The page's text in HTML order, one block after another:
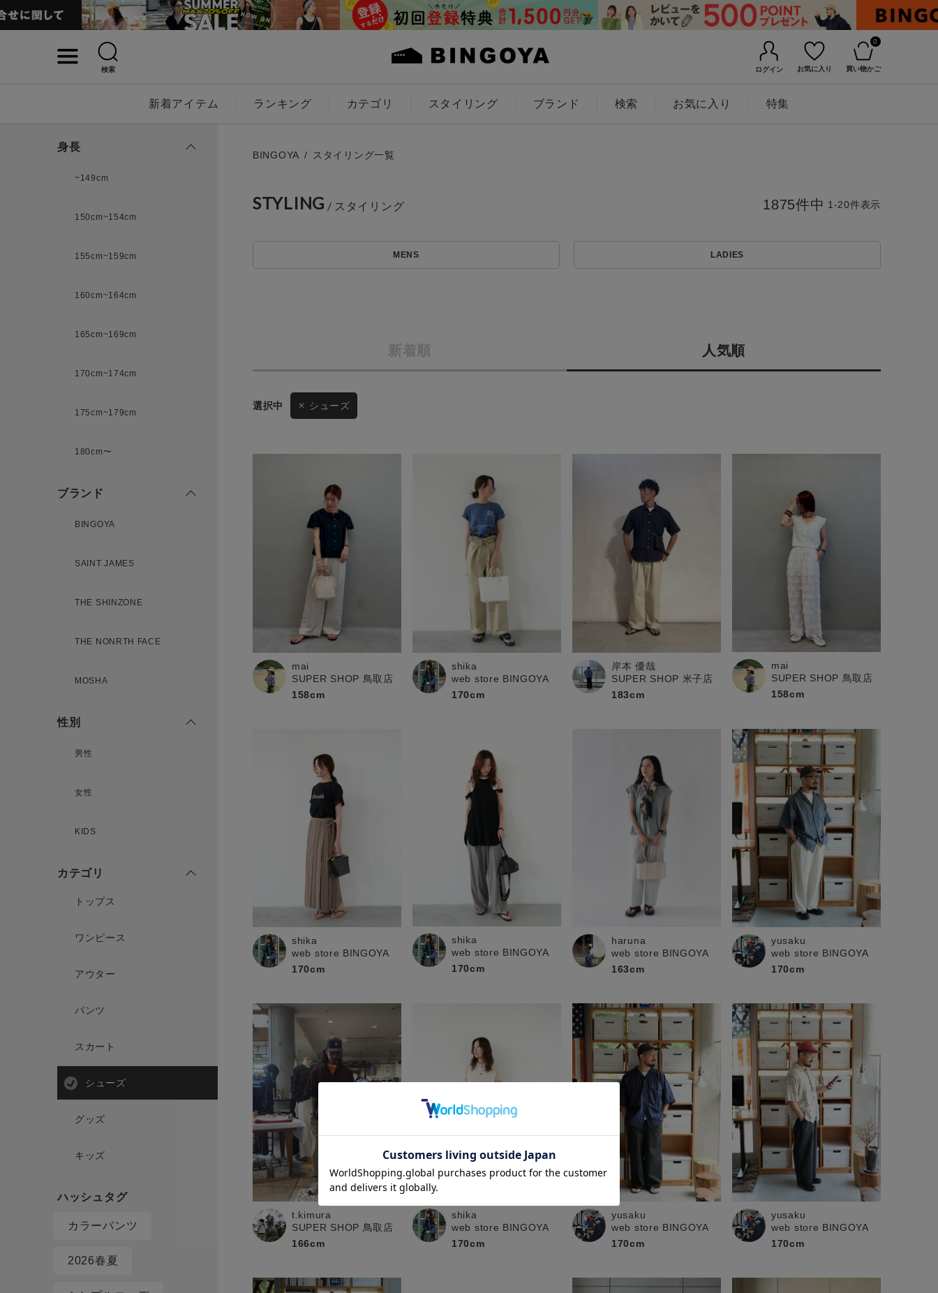
検索 ログイン お気に入り
0
買い物かご
新着アイテム ランキング カテゴリ スタイリング ブランド 検索 お気に入り 特集
カテゴリから探す
店舗一覧
会社概要
お知らせ・ご利用ガイド
お知らせ
ご利用ガイド
ギフトラッピング
お問い合わせ
無料公式アプリダウンロード
キーワード
LADIES KIDS
価格
在庫なし含む
この条件で絞り込む
身長
~149cm
150cm~154cm
155cm~159cm
160cm~164cm
165cm~169cm
170cm~174cm
175cm~179cm
180cm〜
ブランド
BINGOYA
SAINT JAMES
THE SHINZONE
THE NONRTH FACE
MOSHA
性別
男性
女性
KIDS
カテゴリ
トップス
ワンピース
アウター
パンツ
スカート
シューズ
グッズ
キッズ
カラーパンツ
2026春夏
BINGOYA スタイリング一覧
STYLING
MENS LADIES
新着順 人気順
1875件中 1-20件表示
シューズ
mai
SUPER SHOP 鳥取店
158cm
shika
web store BINGOYA
170cm
岸本 優哉
SUPER SHOP 米子店
183cm
mai
SUPER SHOP 鳥取店
158cm
shika
web store BINGOYA
170cm
shika
web store BINGOYA
170cm
haruna
web store BINGOYA
163cm
yusaku
web store BINGOYA
170cm
t.kimura
SUPER SHOP 鳥取店
166cm
shika
web store BINGOYA
170cm
yusaku
web store BINGOYA
170cm
yusaku
web store BINGOYA
170cm